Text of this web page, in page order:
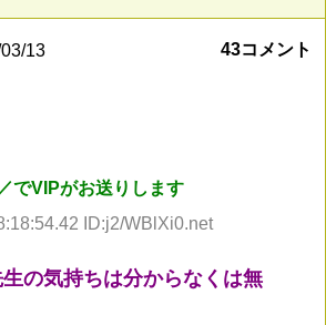
13 43コメント
でVIPがお送りします
ID:j2/WBlXi0.net
の気持ちは分からなくは無